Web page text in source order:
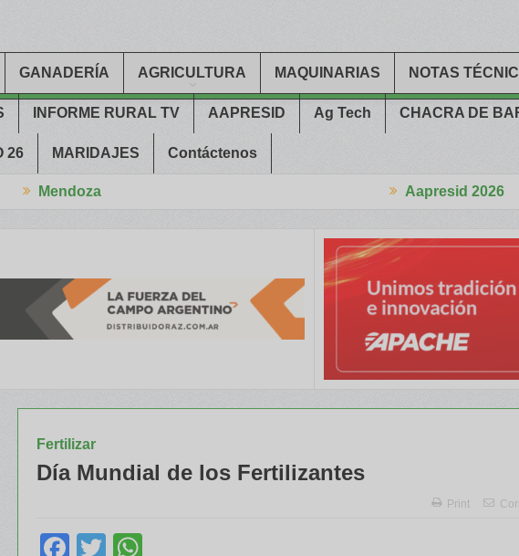
GANADERÍA AGRICULTURA MAQUINARIAS NOTAS
INFORME RURAL TV AAPRESID Ag Tech CHACRA DE
26 MARIDAJES Contáctenos
Aapresid 2026
Fertilizar
Día Mundial de los Fertilizantes
Print
Facebook
Twitter